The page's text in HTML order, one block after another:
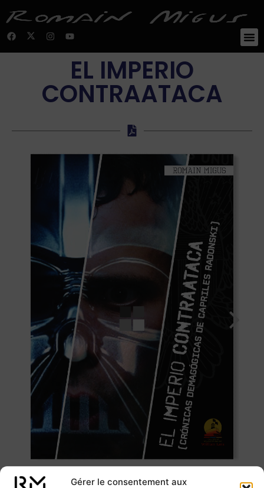
Gérer le consentement aux
EL IMPERIO
CONTRAATACA